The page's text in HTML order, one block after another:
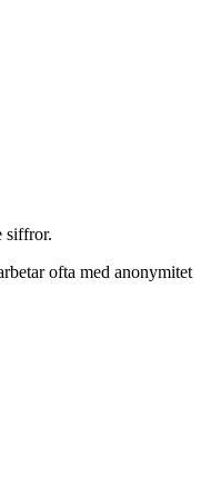
siffror.
ofta med anonymitet